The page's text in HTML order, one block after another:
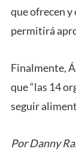
que ofrecen y
permitirá
Finalmente,
que “las 14
seguir
Por Danny